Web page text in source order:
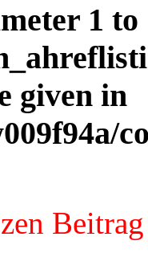
1 to
given in